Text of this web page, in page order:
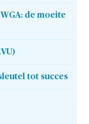
de moeite
tot succes